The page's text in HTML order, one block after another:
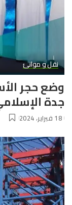
نقل و موانئ
وضع حجر
جدة
18 فبراير، 2024